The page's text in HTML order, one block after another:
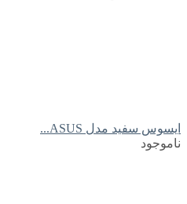
ايسوس سفید مدل ASUS...
ناموجود